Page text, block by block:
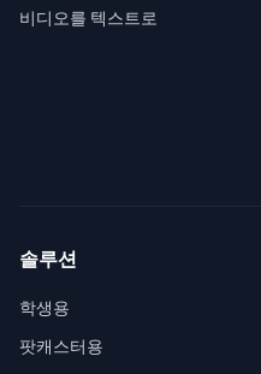
비디오를 텍스트로
솔루션
학생용
팟캐스터용